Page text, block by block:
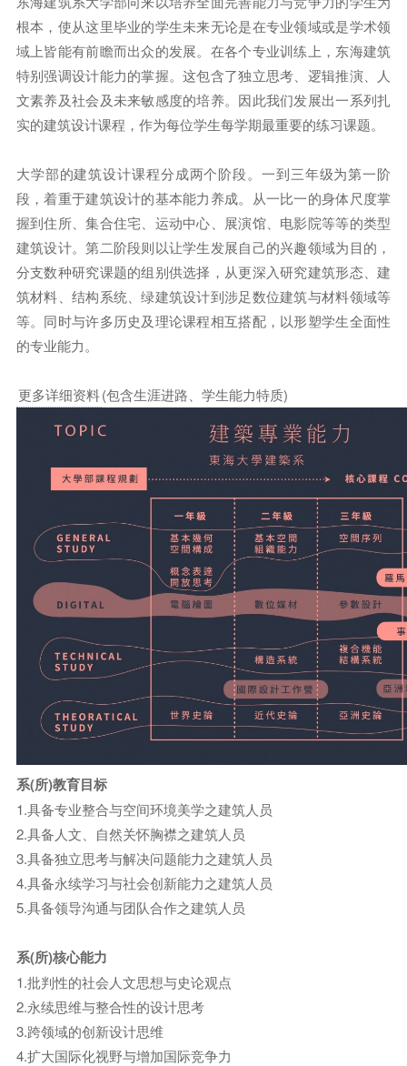
根本，使从这里毕业的学生未来无论是在专业领域或是学术领
域上皆能有前瞻而出众的发展。在各个专业训练上，东海建筑
特别强调设计能力的掌握。这包含了独立思考、逻辑推演、人
文素养及社会及未来敏感度的培养。因此我们发展出一系列扎
实的建筑设计课程，作为每位学生每学期最重要的练习课题。
大学部的建筑设计课程分成两个阶段。一到三年级为第一阶
段，着重于建筑设计的基本能力养成。从一比一的身体尺度掌
握到住所、集合住宅、运动中心、展演馆、电影院等等的类型
建筑设计。第二阶段则以让学生发展自己的兴趣领域为目的，
分支数种研究课题的组别供选择，从更深入研究建筑形态、建
筑材料、结构系统、绿建筑设计到涉足数位建筑与材料领域等
等。同时与许多历史及理论课程相互搭配，以形塑学生全面性
的专业能力。
更多详细资料(包含生涯进路、学生能力特质)
系(所)教育目标
1.具备专业整合与空间环境美学之建筑人员
2.具备人文、自然关怀胸襟之建筑人员
3.具备独立思考与解决问题能力之建筑人员
4.具备永续学习与社会创新能力之建筑人员
5.具备领导沟通与团队合作之建筑人员
系(所)核心能力
1.批判性的社会人文思想与史论观点
2.永续思维与整合性的设计思考
3.跨领域的创新设计思维
4.扩大国际化视野与增加国际竞争力